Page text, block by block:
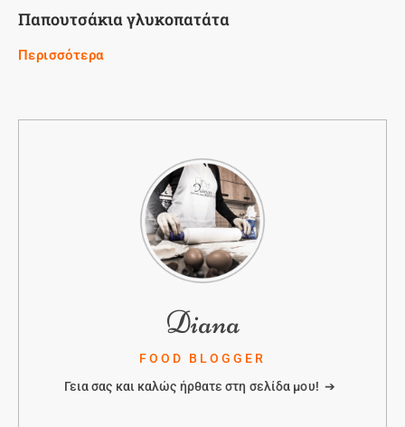
Παπουτσάκια γλυκοπατάτα
Περισσότερα
Diana
FOOD BLOGGER
Γεια σας και καλώς ήρθατε στη σελίδα μου! ➔